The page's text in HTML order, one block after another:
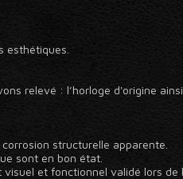
esthétiques.
relevé : l’horloge d'origine
structurelle apparente.
sont en bon état.
et fonctionnel validé lors de